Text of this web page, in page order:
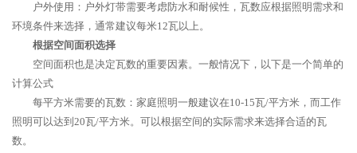
户外使用：户外灯带需要考虑防水和耐候性，瓦数应根据照明需求和
环境条件来选择，通常建议每米12瓦以上。
根据空间面积选择
空间面积也是决定瓦数的重要因素。一般情况下，以下是一个简单的
计算公式
每平方米需要的瓦数：家庭照明一般建议在10-15瓦/平方米，而工作
照明可以达到20瓦/平方米。可以根据空间的实际需求来选择合适的瓦
数。